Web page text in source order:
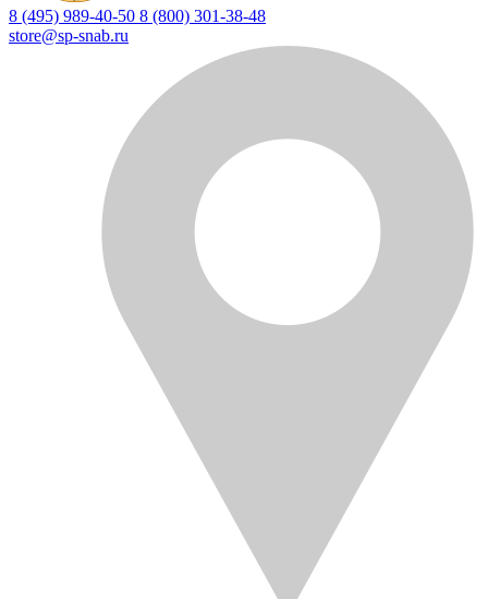
8 (495) 989-40-50 8 (800) 301-38-48
store@sp-snab.ru